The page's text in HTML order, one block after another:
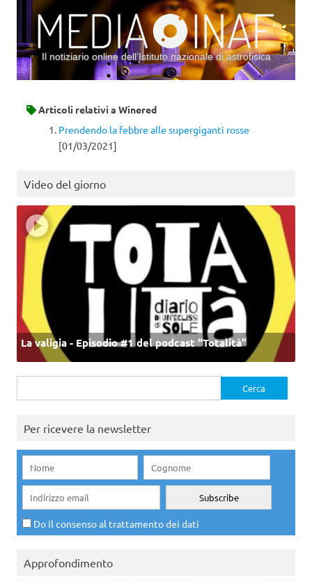
Il notiziario online dell’Istituto nazionale di astrofisica
Articoli relativi a Winered
Prendendo la febbre alle supergiganti rosse
[01/03/2021]
Video del giorno
La valigia - Episodio #1 del podcast “Totalità”
per:
Per ricevere la newsletter
Do il consenso al trattamento dei dati
Approfondimento